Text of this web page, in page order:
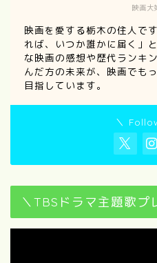
映画大
映画を愛する栃木の住人で
れば、いつか誰かに届く」
な映画の感想や歴代ランキ
んだ方の未来が、映画でも
目指しています。
＼
＼TBSドラマ主題歌プ